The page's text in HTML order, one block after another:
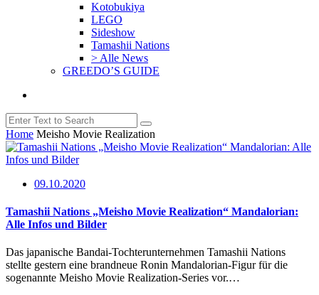
Kotobukiya
LEGO
Sideshow
Tamashii Nations
> Alle News
GREEDO’S GUIDE
Home Meisho Movie Realization
09.10.2020
Tamashii Nations „Meisho Movie Realization“ Mandalorian:
Alle Infos und Bilder
Das japanische Bandai-Tochterunternehmen Tamashii Nations
stellte gestern eine brandneue Ronin Mandalorian-Figur für die
sogenannte Meisho Movie Realization-Series vor.…